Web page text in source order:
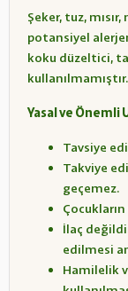
Şeker, tuz,
potansiyel
koku düzeltici,
kullanılmamıştır.
Yasal ve Önemli
Tavsiye
Takviye
geçemez.
İlaç
edilmesi
Hamilelik